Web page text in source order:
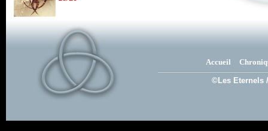
Accueil
©Les Eternels